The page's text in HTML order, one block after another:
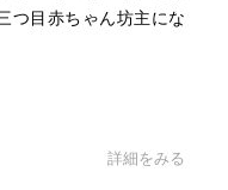
つ目赤ちゃん坊主にな
詳細をみる